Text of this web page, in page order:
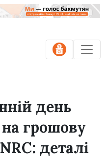
день
на грошову
деталі